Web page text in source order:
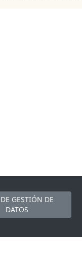
GESTIÓN DE
DATOS